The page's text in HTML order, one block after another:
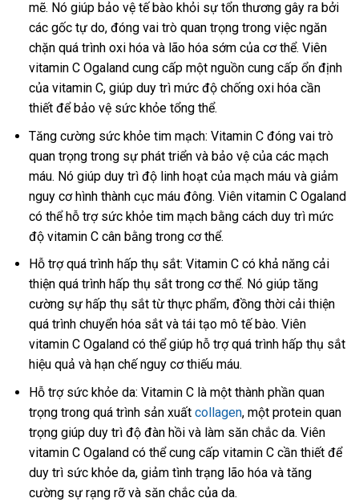
mẽ. Nó giúp bảo vệ tế bào khỏi sự tổn thương gây ra bởi
các gốc tự do, đóng vai trò quan trọng trong việc ngăn
chặn quá trình oxi hóa và lão hóa sớm của cơ thể. Viên
vitamin C Ogaland cung cấp một nguồn cung cấp ổn định
của vitamin C, giúp duy trì mức độ chống oxi hóa cần
thiết để bảo vệ sức khỏe tổng thể.
Tăng cường sức khỏe tim mạch: Vitamin C đóng vai trò
quan trọng trong sự phát triển và bảo vệ của các mạch
máu. Nó giúp duy trì độ linh hoạt của mạch máu và giảm
nguy cơ hình thành cục máu đông. Viên vitamin C Ogaland
có thể hỗ trợ sức khỏe tim mạch bằng cách duy trì mức
độ vitamin C cân bằng trong cơ thể.
Hỗ trợ quá trình hấp thụ sắt: Vitamin C có khả năng cải
thiện quá trình hấp thụ sắt trong cơ thể. Nó giúp tăng
cường sự hấp thụ sắt từ thực phẩm, đồng thời cải thiện
quá trình chuyển hóa sắt và tái tạo mô tế bào. Viên
vitamin C Ogaland có thể giúp hỗ trợ quá trình hấp thụ sắt
hiệu quả và hạn chế nguy cơ thiếu máu.
Hỗ trợ sức khỏe da: Vitamin C là một thành phần quan
trọng trong quá trình sản xuất collagen, một protein quan
trọng giúp duy trì độ đàn hồi và làm săn chắc da. Viên
vitamin C Ogaland có thể cung cấp vitamin C cần thiết để
duy trì sức khỏe da, giảm tình trạng lão hóa và tăng
cường sự rạng rỡ và săn chắc của da.